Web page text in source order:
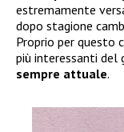
estremamente
dopo stagione
Proprio per questo
più interessanti del
sempre attuale.